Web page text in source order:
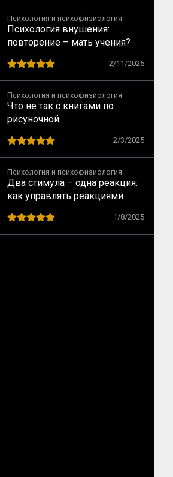
Психология и психофизиология
Психология внушения:
повторение – мать учения?
2/11/2025
Психология и психофизиология
Что не так с книгами по
рисуночной
специалиста
2/3/2025
Психология и психофизиология
Два стимула – одна реакция:
как управлять реакциями
1/8/2025